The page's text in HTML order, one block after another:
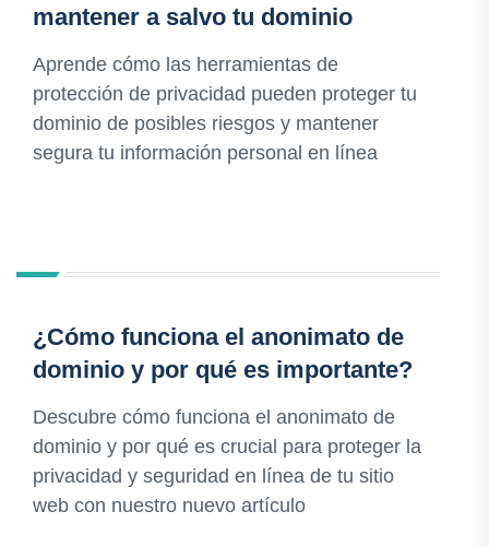
mantener a salvo tu dominio
Aprende cómo las herramientas de
protección de privacidad pueden proteger tu
dominio de posibles riesgos y mantener
segura tu información personal en línea
¿Cómo funciona el anonimato de
dominio y por qué es importante?
Descubre cómo funciona el anonimato de
dominio y por qué es crucial para proteger la
privacidad y seguridad en línea de tu sitio
web con nuestro nuevo artículo